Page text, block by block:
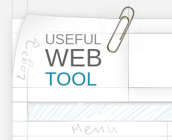
USEFUL
WEB
TOOL